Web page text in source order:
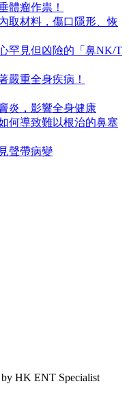
體瘤作祟！
取材料，傷口隱形、恢
罕見但凶險的「鼻NK/T
嚴重全身疾病！
炎，影響全身健康
何導致難以根治的鼻塞
聲帶病變
HK ENT Specialist